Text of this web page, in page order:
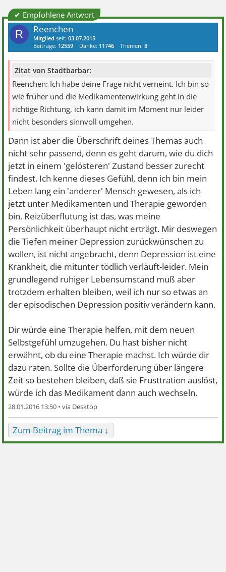
✔ Empfohlene Antwort
R Reenchen
Mitglied seit:03.07.2015
Beiträge: 12559 Danke: 11746 Themen:8
Zitat von Stadtbarbar:
Reenchen: Ich habe deine Frage nicht verneint. Ich bin so
wie früher und die Medikamentenwirkung geht in die
richtige Richtung, ich kann damit im Moment nur leider
nicht besonders sinnvoll umgehen.
Dann ist aber die Überschrift deines Themas auch
nicht sehr passend, denn es geht darum, wie du dich
jetzt in einem 'gelösteren' Zustand besser zurecht
findest. Ich kenne dieses Gefühl, denn ich bin mein
Leben lang ein 'anderer' Mensch gewesen, als ich
jetzt unter Medikamenten und Therapie geworden
bin. Reizüberflutung ist das, was meine
Persönlichkeit überhaupt nicht erträgt. Mir deswegen
die Tiefen meiner Depression zurückwünschen zu
wollen, ist nicht angebracht, denn Depression ist eine
Krankheit, die mitunter tödlich verläuft-leider. Mein
grundlegend ruhiger Lebensumstand muß aber
trotzdem erhalten bleiben, weil ich nur so etwas an
der episodischen Depression positiv verändern kann.
Dir würde eine Therapie helfen, mit dem neuen
Selbstgefühl umzugehen. Du hast bisher nicht
erwähnt, ob du eine Therapie machst. Ich würde dir
dazu raten. Sollte die Überforderung über längere
Zeit so bestehen bleiben, daß sie Frusttration auslöst,
würde ich das Medikament dann auch wechseln.
28.01.2016 13:50 •
Zum Beitrag im Thema ↓